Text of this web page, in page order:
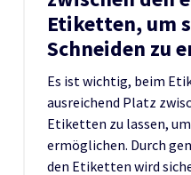
Etiketten, um
Schneiden zu
Es ist wichtig, beim
ausreichend Platz
Etiketten zu lassen,
ermöglichen. Durch
den Etiketten wird